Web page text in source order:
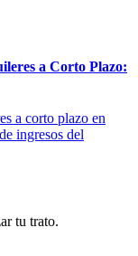
a Corto Plazo:
a corto plazo en
ingresos del
tu trato.